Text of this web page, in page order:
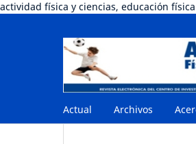
actividad física y ciencias, educación
Actual Archivos